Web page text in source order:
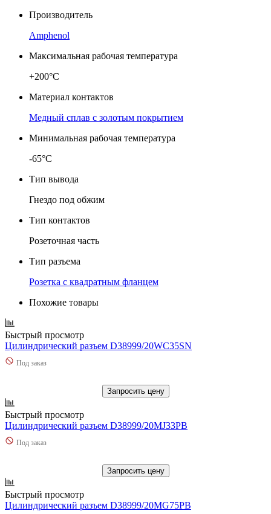
Производитель
Amphenol
Максимальная рабочая температура
+200°C
Материал контактов
Медный сплав с золотым покрытием
Минимальная рабочая температура
-65°C
Тип вывода
Гнездо под обжим
Тип контактов
Розеточная часть
Тип разъема
Розетка с квадратным фланцем
Похожие товары
Быстрый просмотр
Цилиндрический разъем D38999/20WC35SN
Под заказ
Запросить цену
Быстрый просмотр
Цилиндрический разъем D38999/20MJ33PB
Под заказ
Запросить цену
Быстрый просмотр
Цилиндрический разъем D38999/20MG75PB